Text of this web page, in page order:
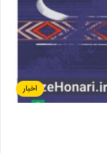
اخبار